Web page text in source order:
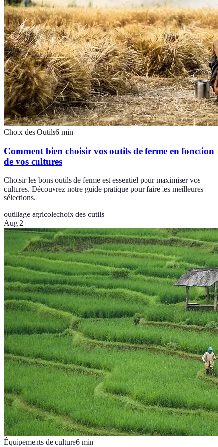
Choix des Outils6 min
Comment bien choisir vos outils de ferme en fonction
de vos cultures
Choisir les bons outils de ferme est essentiel pour maximiser vos
cultures. Découvrez notre guide pratique pour faire les meilleures
sélections.
outillage agricolechoix des outils
Aug 2
Équipements de culture6 min